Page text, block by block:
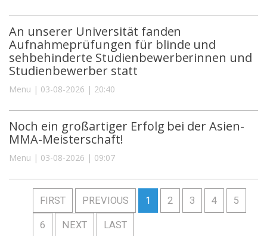
An unserer Universität fanden
Aufnahmeprüfungen für blinde und
sehbehinderte Studienbewerberinnen und
Studienbewerber statt
Menu | 03-08-2026 | 20:40
Noch ein großartiger Erfolg bei der Asien-
MMA-Meisterschaft!
Menu | 03-08-2026 | 09:07
FIRST PREVIOUS 1 2 3 4 5
6 NEXT LAST